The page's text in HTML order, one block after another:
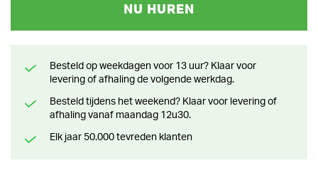
NU HUREN
Besteld op weekdagen voor 13 uur? Klaar voor
levering of afhaling de volgende werkdag.
Besteld tijdens het weekend? Klaar voor levering of
afhaling vanaf maandag 12u30.
Elk jaar 50.000 tevreden klanten